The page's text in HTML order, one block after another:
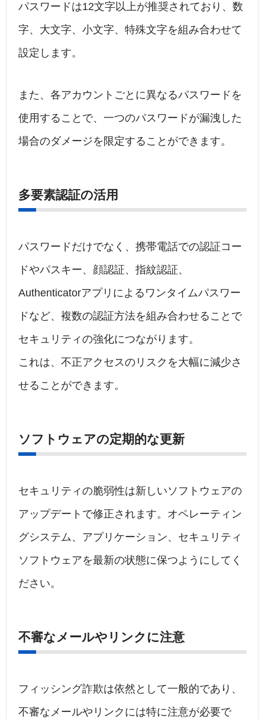
パスワードは12文字以上が推奨されており、数
字、大文字、小文字、特殊文字を組み合わせて
設定します。
また、各アカウントごとに異なるパスワードを
使用することで、一つのパスワードが漏洩した
場合のダメージを限定することができます。
多要素認証の活用
パスワードだけでなく、携帯電話での認証コー
ドやパスキー、顔認証、指紋認証、
Authenticatorアプリによるワンタイムパスワー
ドなど、複数の認証方法を組み合わせることで
セキュリティの強化につながります。
これは、不正アクセスのリスクを大幅に減少さ
せることができます。
ソフトウェアの定期的な更新
セキュリティの脆弱性は新しいソフトウェアの
アップデートで修正されます。オペレーティン
グシステム、アプリケーション、セキュリティ
ソフトウェアを最新の状態に保つようにしてく
ださい。
不審なメールやリンクに注意
フィッシング詐欺は依然として一般的であり、
不審なメールやリンクには特に注意が必要で